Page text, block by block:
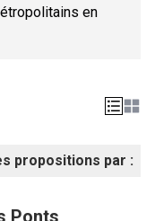
en
propositions par :
Ponts